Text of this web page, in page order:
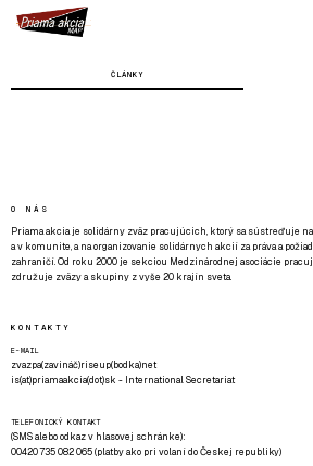
ČLÁNKY
O NÁS
Priama akcia je solidárny zväz pracujúcich, ktorý sa sústreďuje
a v komunite, a na organizovanie solidárnych akcií za práva a
zahraničí. Od roku 2000 je sekciou Medzinárodnej asociácie
združuje zväzy a skupiny z vyše 20 krajín sveta.
KONTAKTY
E-MAIL
zvazpa(zavináč)riseup(bodka)net
is(at)priamaakcia(dot)sk - International Secretariat
TELEFONICKÝ KONTAKT
(SMS alebo odkaz v hlasovej schránke):
00420 735 082 065 (platby ako pri volaní do Českej republiky)